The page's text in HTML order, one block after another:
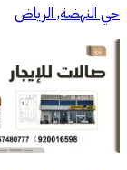
حي النهضة, الرياض